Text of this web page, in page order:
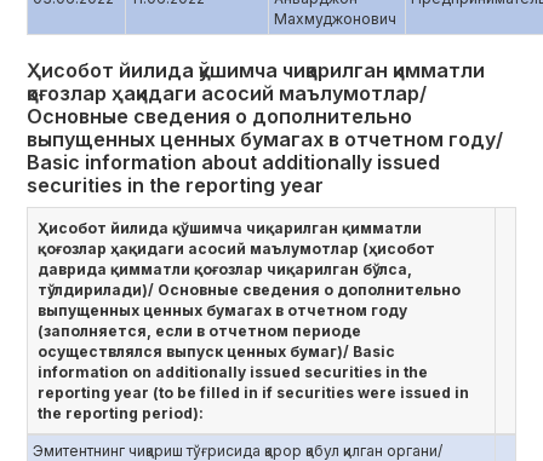
Махмуджонович
Ҳисобот йилида қўшимча чиқарилган қимматли
қоғозлар ҳақидаги асосий маълумотлар/
Основные сведения о дополнительно
выпущенных ценных бумагах в отчетном году/
Basic information about additionally issued
securities in the reporting year
Ҳисобот йилида қўшимча чиқарилган қимматли
қоғозлар ҳақидаги асосий маълумотлар (ҳисобот
даврида қимматли қоғозлар чиқарилган бўлса,
тўлдирилади)/ Основные сведения о дополнительно
выпущенных ценных бумагах в отчетном году
(заполняется, если в отчетном периоде
осуществлялся выпуск ценных бумаг)/ Basic
information on additionally issued securities in the
reporting year (to be filled in if securities were issued in
the reporting period):
Эмитентнинг чиқариш тўғрисида қарор қабул қилган органи/